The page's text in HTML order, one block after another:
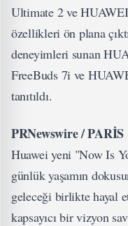
Ultimate 2 ve
özellikleri ön plana
deneyimleri sunan
FreeBuds 7i ve
tanıtıldı.
PRNewswire /
Huawei yeni "Now Is
günlük yaşamın
geleceği birlikte hayal
kapsayıcı bir vizyon